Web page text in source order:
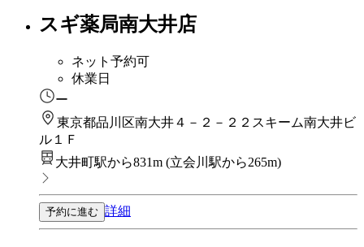
スギ薬局南大井店
ネット予約可
休業日
ー
東京都品川区南大井４－２－２２スキーム南大井ビ
ル１Ｆ
大井町駅から831m (立会川駅から265m)
予約に進む 詳細